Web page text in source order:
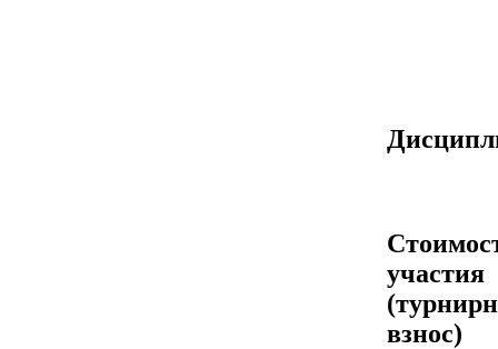
участия
взнос)